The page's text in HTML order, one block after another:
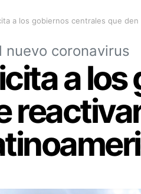
a los gobiernos centrales que
nuevo coronavirus
a